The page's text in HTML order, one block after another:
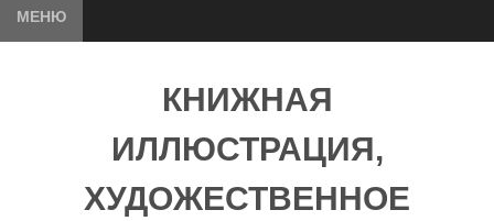
МЕНЮ
КНИЖНАЯ
ИЛЛЮСТРАЦИЯ,
ХУДОЖЕСТВЕННОЕ